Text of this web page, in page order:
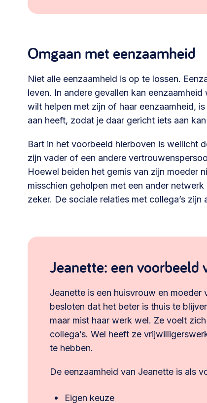
Omgaan met eenzaamheid
Niet alle eenzaamheid is op te lossen.
leven. In andere gevallen kan
wilt helpen met zijn of haar eenzaamheid,
aan heeft, zodat je daar gericht iets aan
Bart in het voorbeeld hierboven is wellicht
zijn vader of een andere
Hoewel beiden het gemis van zijn moeder
misschien geholpen met een ander
zeker. De sociale relaties met collega’s
Jeanette: een voorbeeld
Jeanette is een huisvrouw en
besloten dat het beter is thuis te
maar mist haar werk wel. Ze voelt
collega’s. Wel heeft ze
te hebben.
De eenzaamheid van Jeanette is als
Eigen keuze